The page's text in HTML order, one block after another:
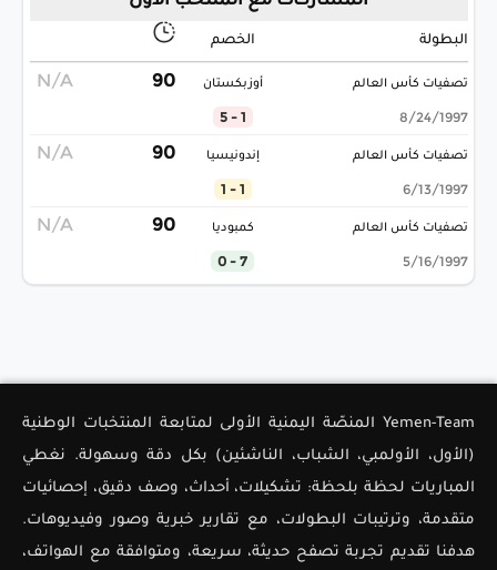
البطولة الخصم
تصفيات كأس العالم
8/24/1997
أوزبكستان
1 - 5
90
N/A
تصفيات كأس العالم
6/13/1997
إندونيسيا
1 - 1
90
N/A
تصفيات كأس العالم
5/16/1997
كمبوديا
7 - 0
90
N/A
Yemen-Team المنصّة اليمنية الأولى لمتابعة المنتخبات الوطنية
(الأول، الأولمبي، الشباب، الناشئين) بكل دقة وسهولة. نغطي
المباريات لحظة بلحظة: تشكيلات، أحداث، وصف دقيق، إحصائيات
متقدمة، وترتيبات البطولات، مع تقارير خبرية وصور وفيديوهات.
هدفنا تقديم تجربة تصفح حديثة، سريعة، ومتوافقة مع الهواتف،